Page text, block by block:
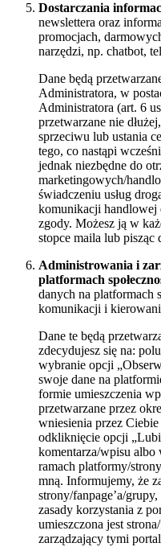
Dostarczania
newslettera oraz
promocjach,
narzędzi, np. chatbot,
Dane będą
Administratora, w
Administratora (art. 6
przetwarzane nie
sprzeciwu lub ustania
tego, co nastąpi
jednak niezbędne do
marketingowych/
świadczeniu usług
komunikacji handlowej
zgody. Możesz ją w
stopce maila lub pisząc
Administrowania i
platformach
danych na platformach
komunikacji i
Dane te będą
zdecydujesz się na:
wybranie opcji
swoje dane na
formie umieszczenia
przetwarzane przez
wniesienia przez
odkliknięcie opcji
komentarza/wpisu
ramach platformy/
mną. Informujemy, że
strony/fanpage’a/
zasady korzystania z
umieszczona jest
zarządzający tymi